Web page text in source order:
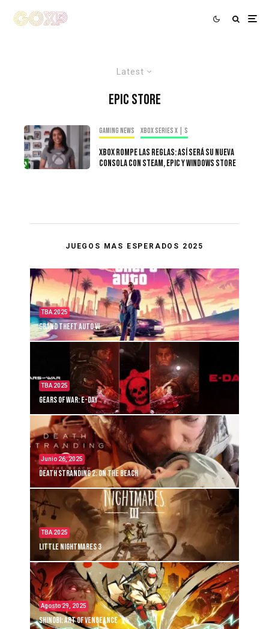
Latest
Epic Store
Gaming news Xbox Series X | S
Xbox rompe las reglas: así será su nueva
consola con Steam, Epic y Windows Store
JUEGOS MAS ESPERADOS 2025
TBA 2025
Grand Theft Auto VI
TBA 2025
Gears of War: E-Day
Junio 26, 2025
Death Stranding 2: On the Beach
TBA 2025
Little Nightmares 3
Agosto 29, 2025
Shinobi: Art of Vengeance